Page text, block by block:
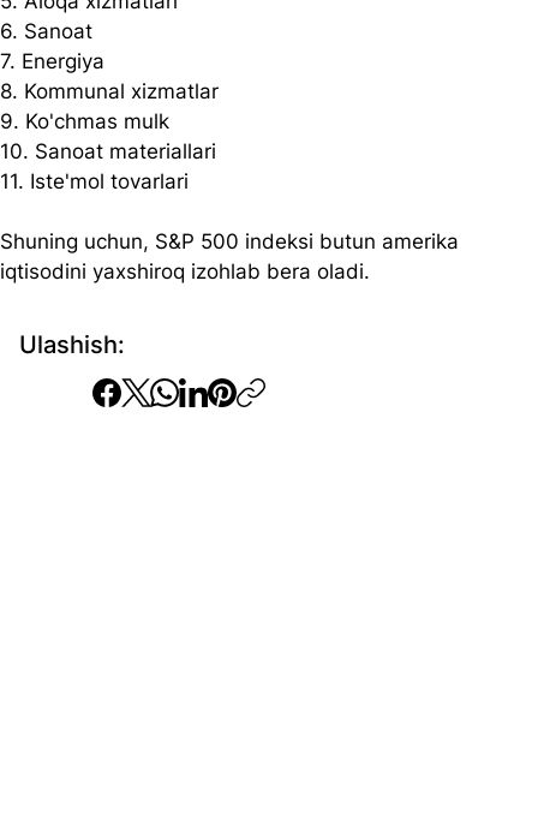
Ulashish:
6. Sanoat
7. Energiya
8. Kommunal xizmatlar
9. Ko'chmas mulk
10. Sanoat materiallari
11. Iste'mol tovarlari
Shuning uchun, S&P 500 indeksi butun amerika
iqtisodini yaxshiroq izohlab bera oladi.